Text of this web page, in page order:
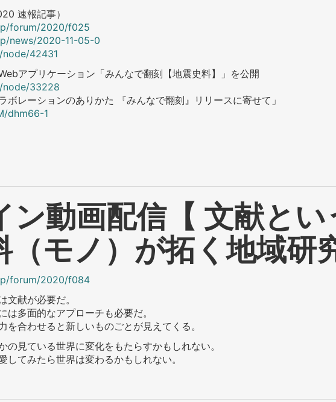
速報記事）
forum/2020/f025
news/2020-11-05-0
42431
アプリケーション「みんなで翻刻【地震史料】」を公開
node/33228
ボレーションのありかた 『みんなで翻刻』リリースに寄せて」
dhm66-1
ン動画配信【 文献と
（モノ）が拓く地域研
forum/2020/f084
文献が必要だ。
は多面的なアプローチも必要だ。
を合わせると新しいものごとが見えてくる。
の見ている世界に変化をもたらすかもしれない。
してみたら世界は変わるかもしれない。